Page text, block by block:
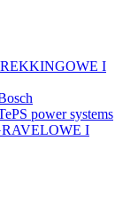
I
power systems
I